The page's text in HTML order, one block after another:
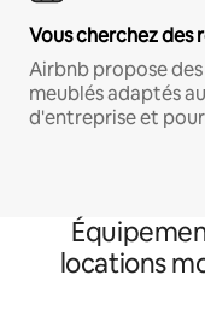
Vous cherchez des
Airbnb propose
meublés adaptés
d'entreprise et
locations